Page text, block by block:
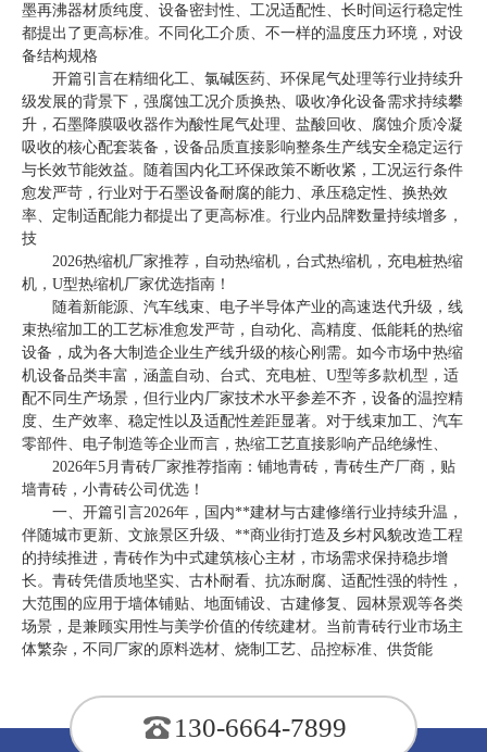
墨再沸器材质纯度、设备密封性、工况适配性、长时间运行稳定性
都提出了更高标准。不同化工介质、不一样的温度压力环境，对设
备结构规格
开篇引言在精细化工、氯碱医药、环保尾气处理等行业持续升
级发展的背景下，强腐蚀工况介质换热、吸收净化设备需求持续攀
升，石墨降膜吸收器作为酸性尾气处理、盐酸回收、腐蚀介质冷凝
吸收的核心配套装备，设备品质直接影响整条生产线安全稳定运行
与长效节能效益。随着国内化工环保政策不断收紧，工况运行条件
愈发严苛，行业对于石墨设备耐腐的能力、承压稳定性、换热效
率、定制适配能力都提出了更高标准。行业内品牌数量持续增多，
技
2026热缩机厂家推荐，自动热缩机，台式热缩机，充电桩热缩
机，U型热缩机厂家优选指南！
随着新能源、汽车线束、电子半导体产业的高速迭代升级，线
束热缩加工的工艺标准愈发严苛，自动化、高精度、低能耗的热缩
设备，成为各大制造企业生产线升级的核心刚需。如今市场中热缩
机设备品类丰富，涵盖自动、台式、充电桩、U型等多款机型，适
配不同生产场景，但行业内厂家技术水平参差不齐，设备的温控精
度、生产效率、稳定性以及适配性差距显著。对于线束加工、汽车
零部件、电子制造等企业而言，热缩工艺直接影响产品绝缘性、
2026年5月青砖厂家推荐指南：铺地青砖，青砖生产厂商，贴
墙青砖，小青砖公司优选！
一、开篇引言2026年，国内**建材与古建修缮行业持续升温，
伴随城市更新、文旅景区升级、**商业街打造及乡村风貌改造工程
的持续推进，青砖作为中式建筑核心主材，市场需求保持稳步增
长。青砖凭借质地坚实、古朴耐看、抗冻耐腐、适配性强的特性，
大范围的应用于墙体铺贴、地面铺设、古建修复、园林景观等各类
场景，是兼顾实用性与美学价值的传统建材。当前青砖行业市场主
体繁杂，不同厂家的原料选材、烧制工艺、品控标准、供货能
130-6664-7899